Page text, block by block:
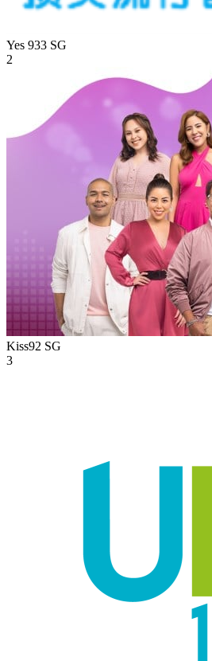
Yes 933 SG
2
Kiss92 SG
3